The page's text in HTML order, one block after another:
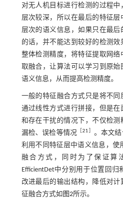
对无人机目标进行检测的过程
层次较深，所以在最后的特征层
层次的语义信息，如果只在最后
的话，并不能达到较好的检测
整体检测精度，将特征提取网
取融合，让算法可以学习到原始
语义信息，从而提高检测精度。
一般的特征融合方式只是将不
通过线性方式进行拼接，但是
和存在干扰的情况下，不仅检
漏检、误检等情况 ［21
。本文
利用不同特征层中语义信息，使
融合方式，同时为了保证算
EfficientDet中分别用于位置回归
改进最后的输出结构，降低对
征融合方式如 图2所示。